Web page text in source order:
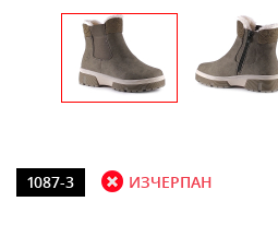
1087-3 ИЗЧЕРПАН